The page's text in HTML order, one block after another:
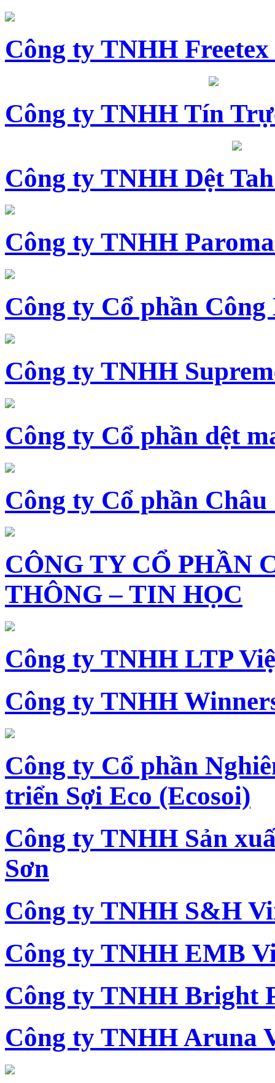
Công ty TNHH
Công ty TNHH Tín
Công ty TNHH Dệt
Công ty TNHH
Công ty Cổ phần Công
Công ty TNHH
Công ty Cổ phần dệt
Công ty Cổ phần Châu
CÔNG TY CỔ PHẦN
THÔNG – TIN HỌC
Công ty TNHH LTP
Công ty TNHH
Công ty Cổ phần
triển Sợi Eco (Ecosoi)
Công ty TNHH Sản
Sơn
Công ty TNHH S&H
Công ty TNHH EMB
Công ty TNHH Bright
Công ty TNHH Aruna